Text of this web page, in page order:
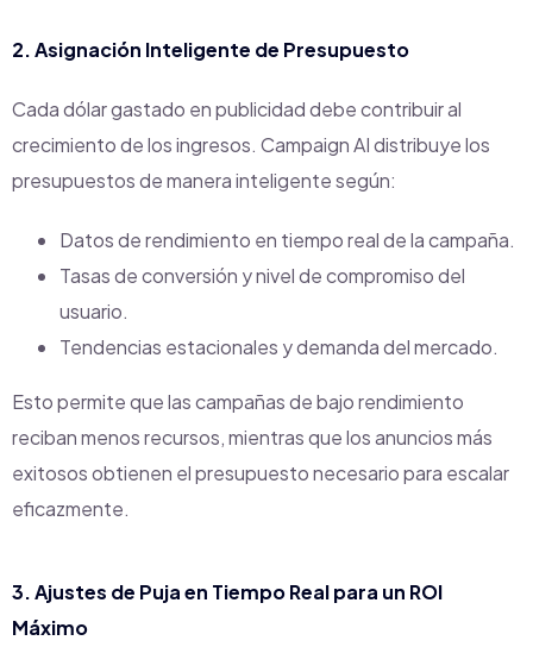
2. Asignación Inteligente de Presupuesto
Cada dólar gastado en publicidad debe contribuir al
crecimiento de los ingresos. Campaign AI distribuye los
presupuestos de manera inteligente según:
Datos de rendimiento en tiempo real de la campaña.
Tasas de conversión y nivel de compromiso del
usuario.
Tendencias estacionales y demanda del mercado.
Esto permite que las campañas de bajo rendimiento
reciban menos recursos, mientras que los anuncios más
exitosos obtienen el presupuesto necesario para escalar
eficazmente.
3. Ajustes de Puja en Tiempo Real para un ROI
Máximo